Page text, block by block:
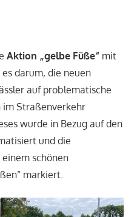
Aktion „gelbe Füße“ mit
darum, die neuen
auf problematische
Straßenverkehr
wurde in Bezug auf den
und die
schönen
markiert.